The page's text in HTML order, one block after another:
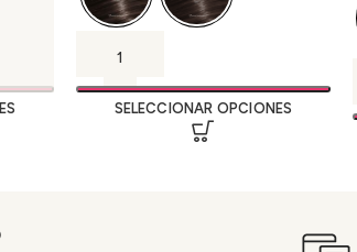
SELECCIONAR OPCIONES